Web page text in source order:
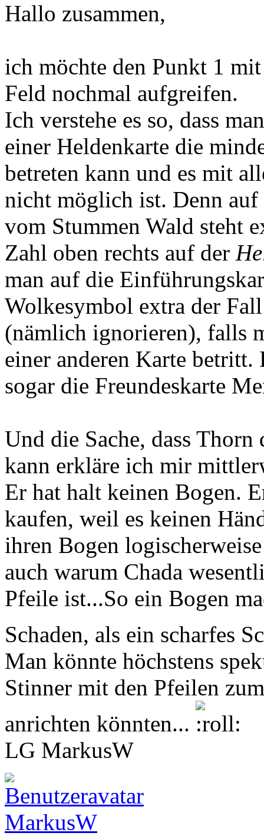
Hallo zusammen,
ich möchte den Punkt 1
Feld nochmal aufgreifen.
Ich verstehe es so, dass
einer Heldenkarte die
betreten kann und es mit
nicht möglich ist. Denn
vom Stummen Wald steht
Zahl oben rechts auf der
man auf die
Wolkesymbol extra der
(nämlich ignorieren), falls
einer anderen Karte
sogar die Freundeskarte
Und die Sache, dass
kann erkläre ich mir
Er hat halt keinen Bogen.
kaufen, weil es keinen
ihren Bogen
auch warum Chada
Pfeile ist...So ein Bogen
Schaden, als ein scharfes
Man könnte höchstens
Stinner mit den Pfeilen
anrichten könnten...
LG MarkusW
MarkusW